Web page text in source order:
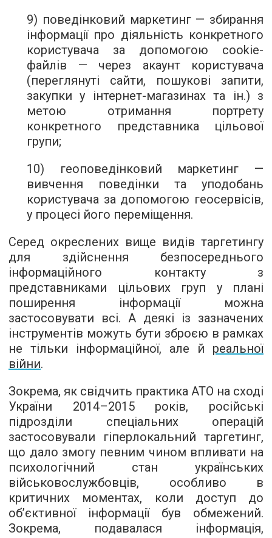
9) поведінковий маркетинг — збирання
інформації про діяльність конкретного
користувача за допомогою cookie-
файлів — через акаунт користувача
(переглянуті сайти, пошукові запити,
закупки у інтернет-магазинах та ін.) з
метою отримання портрету
конкретного представника цільової
групи;
10) геоповедінковий маркетинг —
вивчення поведінки та уподобань
користувача за допомогою геосервісів,
у процесі його переміщення.
Серед окреслених вище видів таргетингу
для здійснення безпосереднього
інформаційного контакту з
представниками цільових груп у плані
поширення інформації можна
застосовувати всі. А деякі із зазначених
інструментів можуть бути зброєю в рамках
не тільки інформаційної, але й реальної
війни.
Зокрема, як свідчить практика АТО на сході
України 2014–2015 років, російські
підрозділи спеціальних операцій
застосовували гіперлокальний таргетинг,
що дало змогу певним чином впливати на
психологічний стан українських
військовослужбовців, особливо в
критичних моментах, коли доступ до
об’єктивної інформації був обмежений.
Зокрема, подавалася інформація,